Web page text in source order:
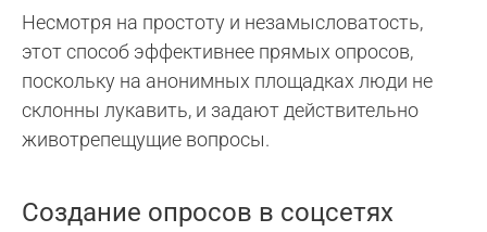
Несмотря на простоту и незамысловатость,
этот способ эффективнее прямых опросов,
поскольку на анонимных площадках люди не
склонны лукавить, и задают действительно
животрепещущие вопросы.
Создание опросов в соцсетях